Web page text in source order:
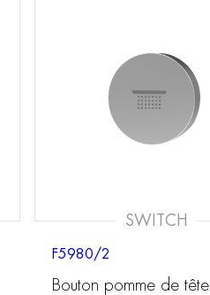
SWITCH
F5980/2
Bouton pomme de tête